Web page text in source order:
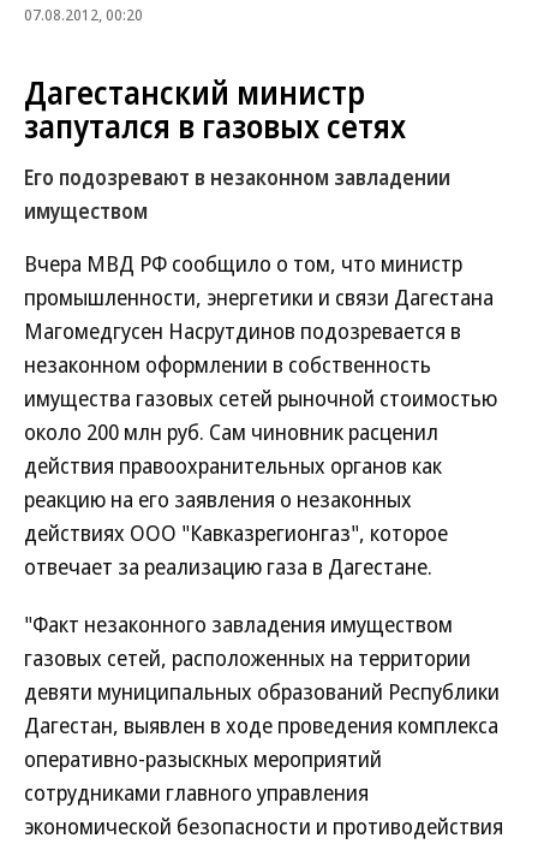
07.08.2012, 00:20
Дагестанский министр
запутался в газовых сетях
Его подозревают в незаконном завладении
имуществом
Вчера МВД РФ сообщило о том, что министр
промышленности, энергетики и связи Дагестана
Магомедгусен Насрутдинов подозревается в
незаконном оформлении в собственность
имущества газовых сетей рыночной стоимостью
около 200 млн руб. Сам чиновник расценил
действия правоохранительных органов как
реакцию на его заявления о незаконных
действиях ООО "Кавказрегионгаз", которое
отвечает за реализацию газа в Дагестане.
"Факт незаконного завладения имуществом
газовых сетей, расположенных на территории
девяти муниципальных образований Республики
Дагестан, выявлен в ходе проведения комплекса
оперативно-разыскных мероприятий
сотрудниками главного управления
экономической безопасности и противодействия